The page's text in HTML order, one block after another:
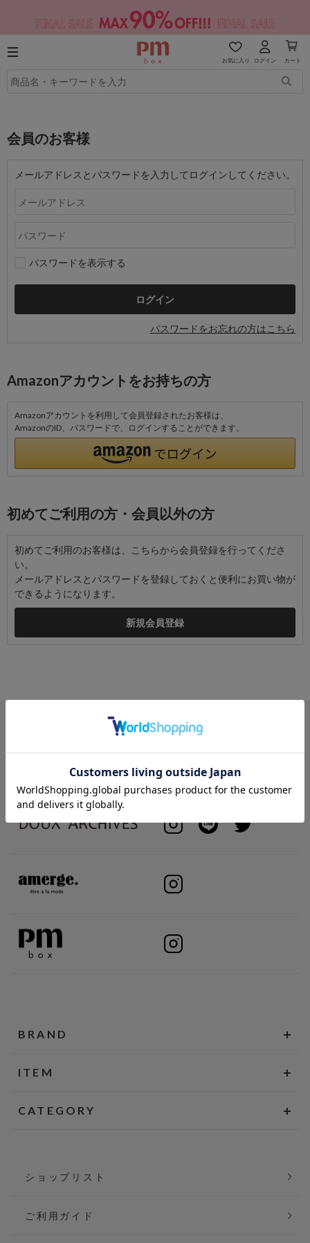
お気に入り ログイン カート
会員のお客様
メールアドレスとパスワードを入力してログインしてください。
パスワードを表示する
パスワードをお忘れの方はこちら
Amazonアカウントをお持ちの方
Amazonアカウントを利用して会員登録されたお客様は、
AmazonのID、パスワードで、ログインすることができます。
初めてご利用の方・会員以外の方
初めてご利用のお客様は、こちらから会員登録を行ってくださ
い。
メールアドレスとパスワードを登録しておくと便利にお買い物が
できるようになります。
BRAND
ITEM
CATEGORY
ショップリスト
ご利用ガイド